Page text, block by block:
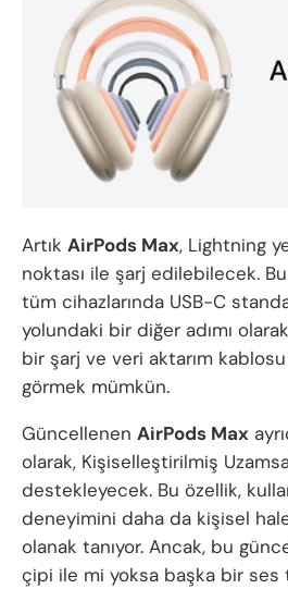
Artık AirPods Max, Lightning
noktası ile şarj edilebilecek.
tüm cihazlarında USB-C
yolundaki bir diğer adımı
bir şarj ve veri aktarım
görmek mümkün.
Güncellenen AirPods Max
olarak, Kişiselleştirilmiş
destekleyecek. Bu özellik,
deneyimini daha da kişisel
olanak tanıyor. Ancak, bu
çipi ile mi yoksa başka bir ses